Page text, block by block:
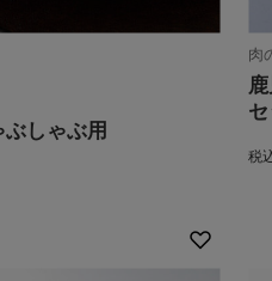
しゃぶ用
肉
税